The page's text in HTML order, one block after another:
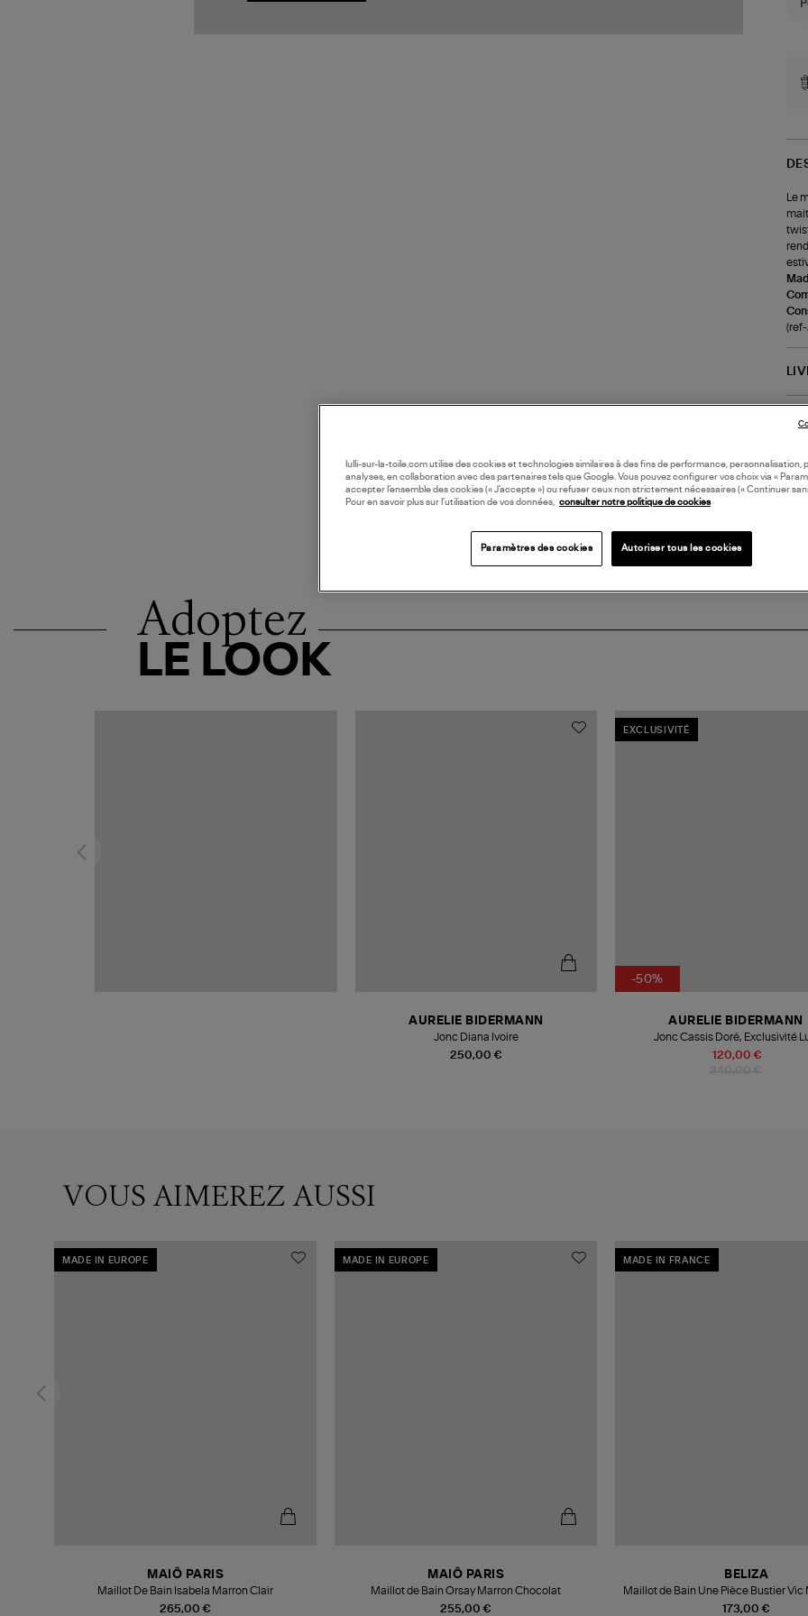
Le
(ref-
Adoptez
LE LOOK
250,00 €
AURELIE BIDERMANN
Jonc Diana Ivoire
EXCLUSIVITÉ
-50%
120,00 €
AURELIE BIDERMANN
Jonc Cassis Doré, Exclusivité
VOUS AIMEREZ AUSSI
MADE IN EUROPE
265,00 €
MAIÔ PARIS
Maillot De Bain Isabela Marron Clair
MADE IN EUROPE
255,00 €
MAIÔ PARIS
Maillot de Bain Orsay Marron Chocolat
MADE IN FRANCE
173,00 €
BELIZA
Maillot de Bain Une Pièce Bustier Vic
lulli-sur-la-toile.com utilise des cookies et technologies similaires à des fins de performance, personnalisation,
analyses, en collaboration avec des partenaires tels que Google. Vous pouvez configurer vos choix via «
accepter l’ensemble des cookies (« J’accepte ») ou refuser ceux non strictement nécessaires (« Continuer
Pour en savoir plus sur l’utilisation de vos données, consulter notre politique de cookies
Paramètres des cookies Autoriser tous les cookies